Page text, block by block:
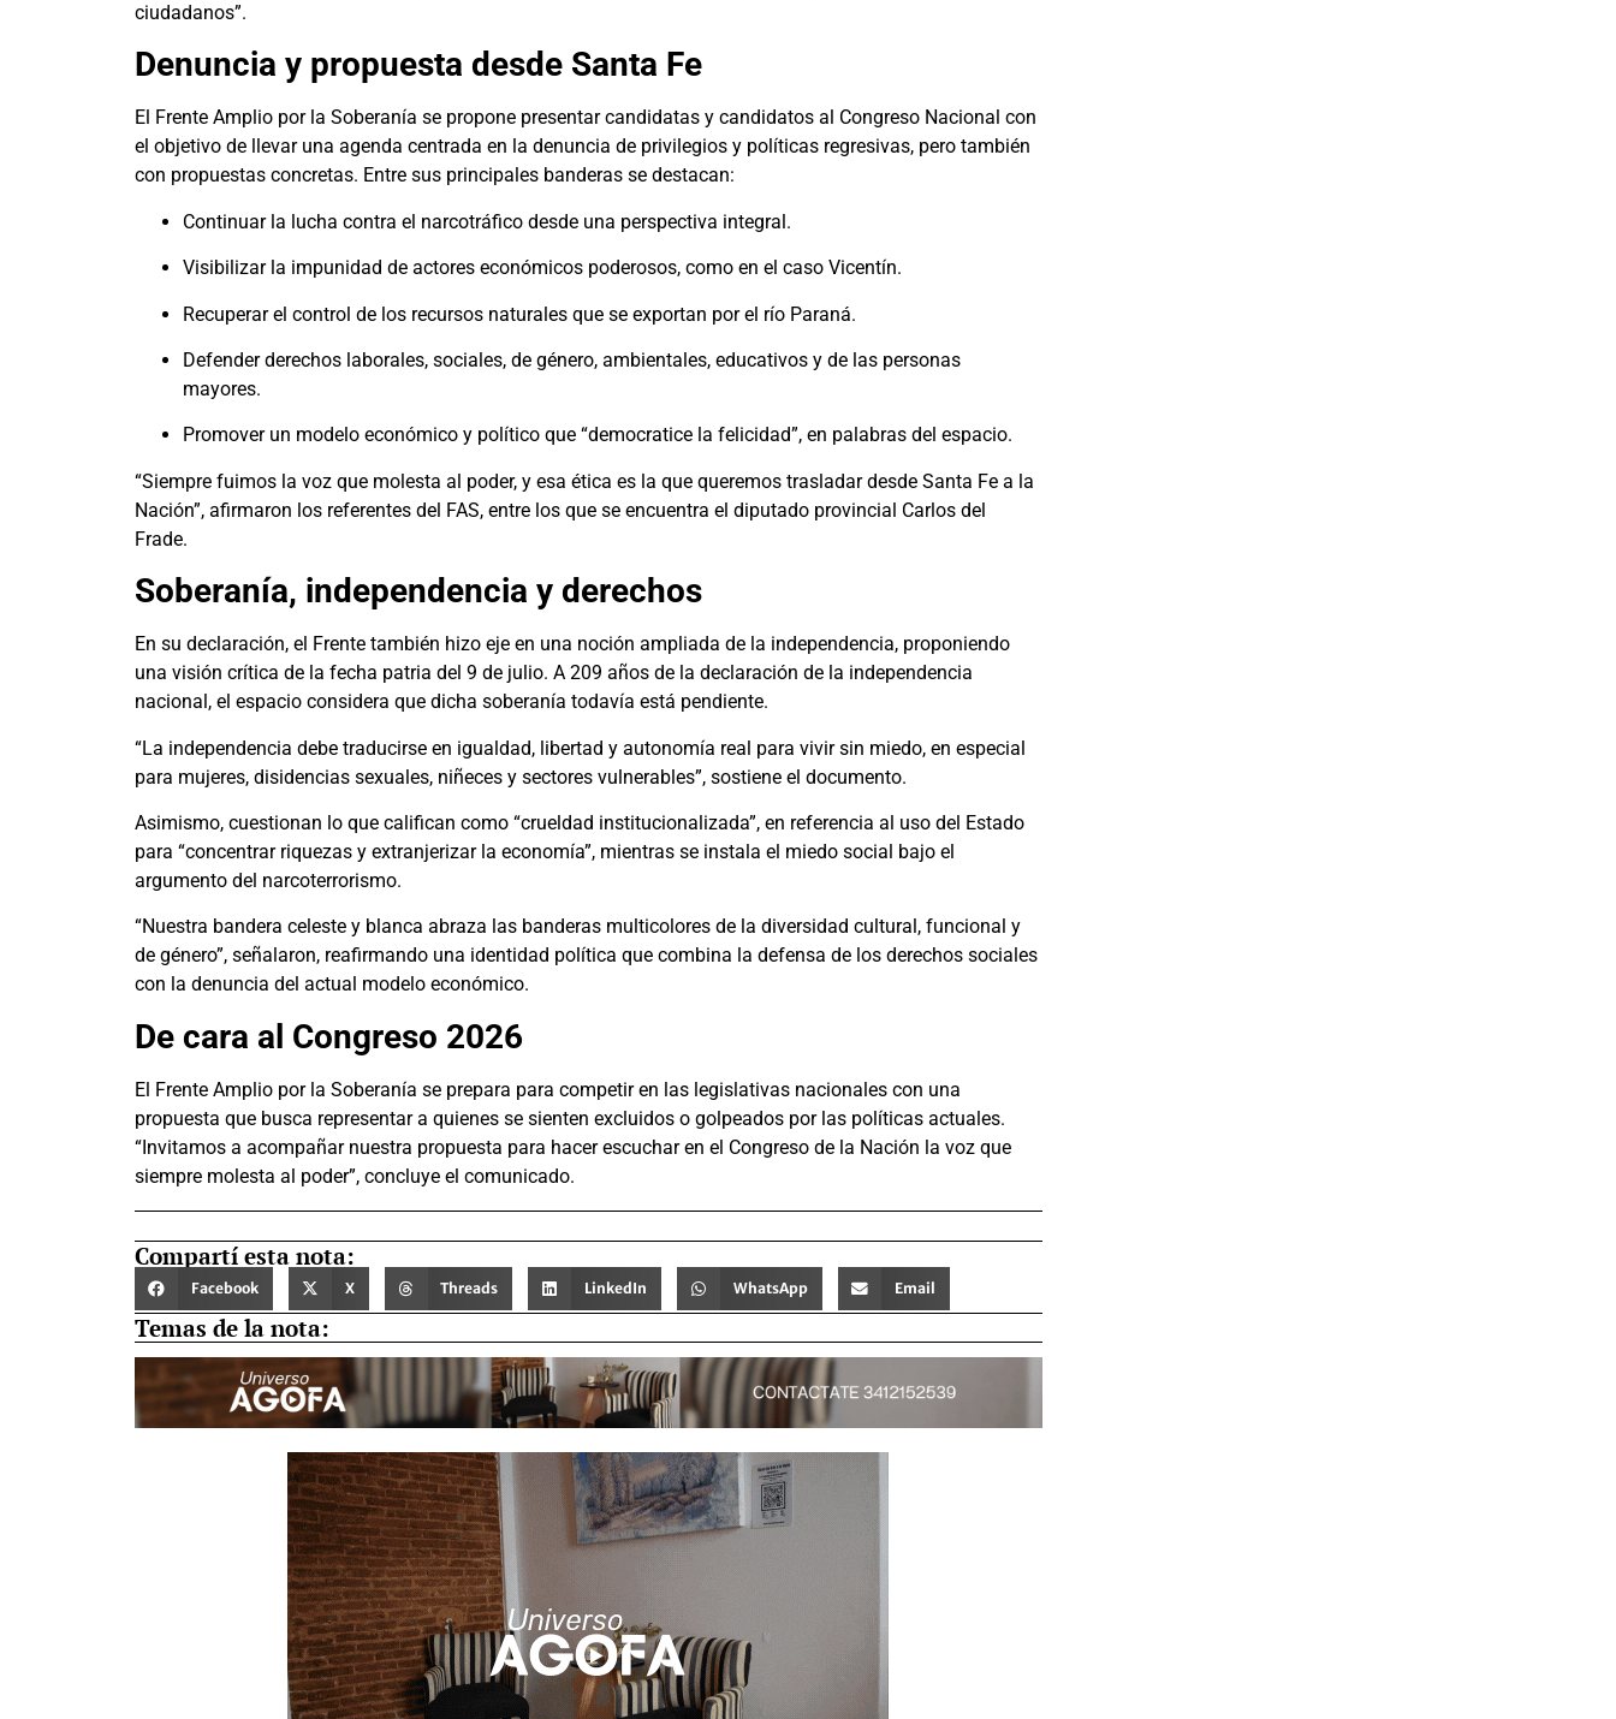
ciudadanos”.
Denuncia y propuesta desde Santa Fe
El Frente Amplio por la Soberanía se propone presentar candidatas y candidatos al Congreso Nacional con
el objetivo de llevar una agenda centrada en la denuncia de privilegios y políticas regresivas, pero también
con propuestas concretas. Entre sus principales banderas se destacan:
Continuar la lucha contra el narcotráfico desde una perspectiva integral.
Visibilizar la impunidad de actores económicos poderosos, como en el caso Vicentín.
Recuperar el control de los recursos naturales que se exportan por el río Paraná.
Defender derechos laborales, sociales, de género, ambientales, educativos y de las personas
mayores.
Promover un modelo económico y político que “democratice la felicidad”, en palabras del espacio.
“Siempre fuimos la voz que molesta al poder, y esa ética es la que queremos trasladar desde Santa Fe a la
Nación”, afirmaron los referentes del FAS, entre los que se encuentra el diputado provincial Carlos del
Frade.
Soberanía, independencia y derechos
En su declaración, el Frente también hizo eje en una noción ampliada de la independencia, proponiendo
una visión crítica de la fecha patria del 9 de julio. A 209 años de la declaración de la independencia
nacional, el espacio considera que dicha soberanía todavía está pendiente.
“La independencia debe traducirse en igualdad, libertad y autonomía real para vivir sin miedo, en especial
para mujeres, disidencias sexuales, niñeces y sectores vulnerables”, sostiene el documento.
Asimismo, cuestionan lo que califican como “crueldad institucionalizada”, en referencia al uso del Estado
para “concentrar riquezas y extranjerizar la economía”, mientras se instala el miedo social bajo el
argumento del narcoterrorismo.
“Nuestra bandera celeste y blanca abraza las banderas multicolores de la diversidad cultural, funcional y
de género”, señalaron, reafirmando una identidad política que combina la defensa de los derechos sociales
con la denuncia del actual modelo económico.
De cara al Congreso 2026
El Frente Amplio por la Soberanía se prepara para competir en las legislativas nacionales con una
propuesta que busca representar a quienes se sienten excluidos o golpeados por las políticas actuales.
“Invitamos a acompañar nuestra propuesta para hacer escuchar en el Congreso de la Nación la voz que
siempre molesta al poder”, concluye el comunicado.
Compartí esta nota:
Facebook X Threads LinkedIn WhatsApp Email
Temas de la nota: